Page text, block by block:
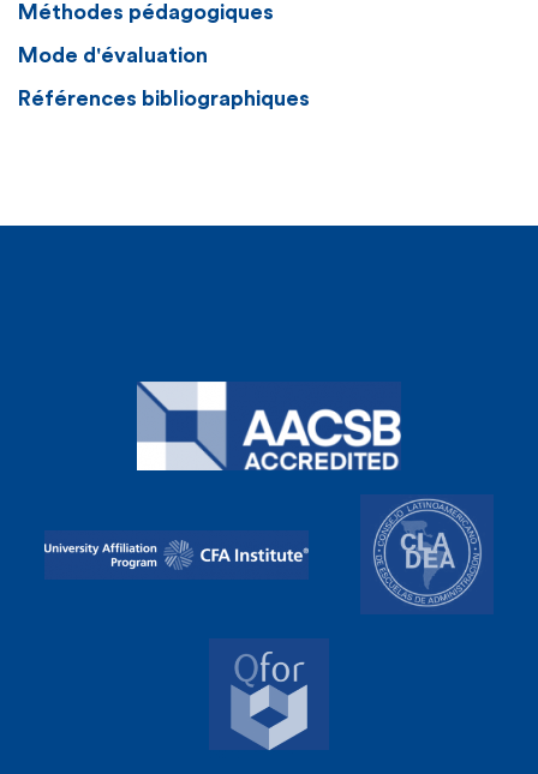
Méthodes pédagogiques
Mode d'évaluation
Références bibliographiques